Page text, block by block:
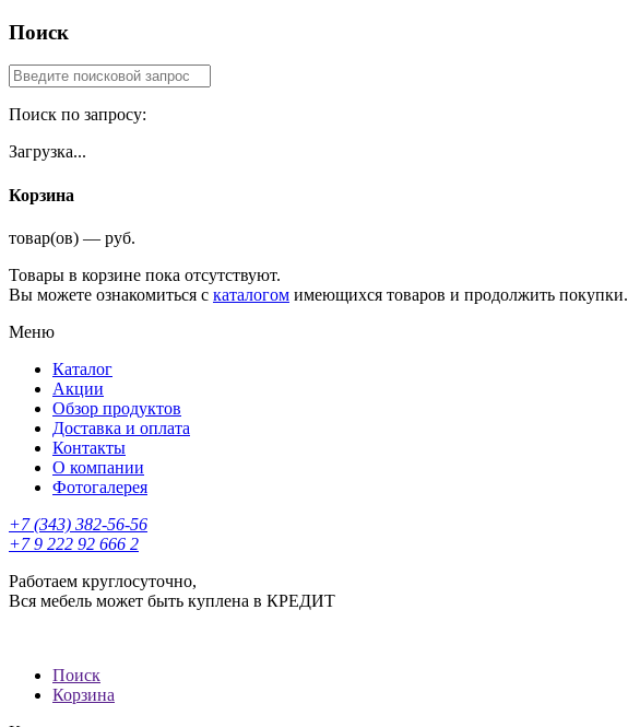
Поиск
Поиск по запросу:
Загрузка...
Корзина
товар(ов) — руб.
Товары в корзине пока отсутствуют.
Вы можете ознакомиться с каталогом имеющихся товаров и продолжить покупки.
Меню
Каталог
Акции
Обзор продуктов
Доставка и оплата
Контакты
О компании
Фотогалерея
+7 (343) 382-56-56
+7 9 222 92 666 2
Работаем круглосуточно,
Вся мебель может быть куплена в КРЕДИТ
Поиск
Корзина